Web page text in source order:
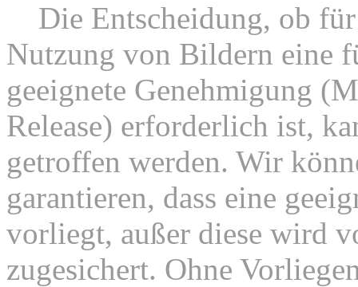
Die Entscheidung, ob
Nutzung von Bildern eine
geeignete Genehmigung
Release) erforderlich ist,
getroffen werden. Wir
garantieren, dass eine
vorliegt, außer diese wird
zugesichert. Ohne